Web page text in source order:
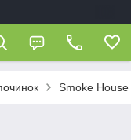
Smoke House